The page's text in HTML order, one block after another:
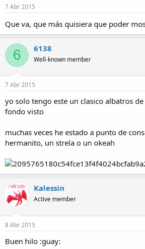
7 Abr 2015
Que va, que más quisiera que poder
6 6138
Well-known member
7 Abr 2015
yo solo tengo este un clasico albatros
fondo visto
muchas veces he estado a punto de
hermanito, un strela o un okeah
Kalessin
Active member
8 Abr 2015
Buen hilo :guay: